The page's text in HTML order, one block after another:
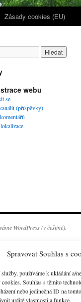
Spravovat Souhlas s
používáme k ukládání a/
Souhlas s těmito
nebo jedinečná ID na
určité vlastnosti a funkce.
Zásady cookies (EU)
webu
se
(příspěvky)
WordPress (v češtině).